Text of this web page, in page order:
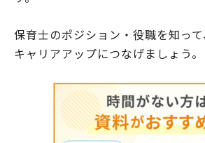
保育士のポジション・役職を知っ
キャリアアップにつなげましょう。